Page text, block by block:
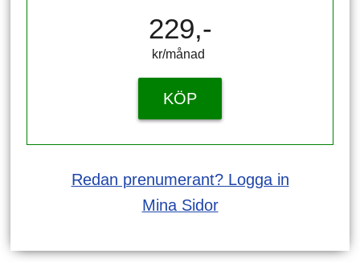
229,-
kr/månad ​​​​​​
KÖP
Redan prenumerant? Logga in
Mina Sidor